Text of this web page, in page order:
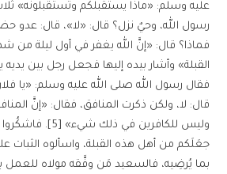
عليه وسلم: «ماذا يستقبلكم وتستقبلونه»
رسول الله، وحيٌ نزل؟ قال: «لا»، قال: عدو
فماذا؟ قال: «إنَّ الله يغفر في أول ليلة
القبلة» وأشار بيده إليها فجعل رجل بين
فقال رسول الله صلى الله عليه وسلم: «يا
قال: لا، ولكن ذكرت المنافق، فقال: «إنَّ
وليس للكافرين في
جعَلَكم من أهل هذه القبلة، واسألوه الثبات
بما يُرضِيه، فالسعيد مَن وفَّقه مولاه للعمل